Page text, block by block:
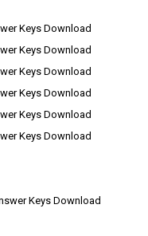
Keys Download
Keys Download
Keys Download
Keys Download
Keys Download
Keys Download
Keys Download